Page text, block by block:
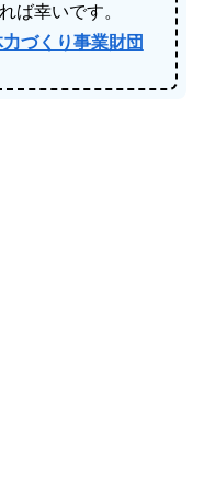
ば幸いです。
づくり事業財団